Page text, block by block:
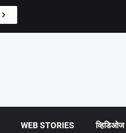
WEB STORIES व्हिडिओज